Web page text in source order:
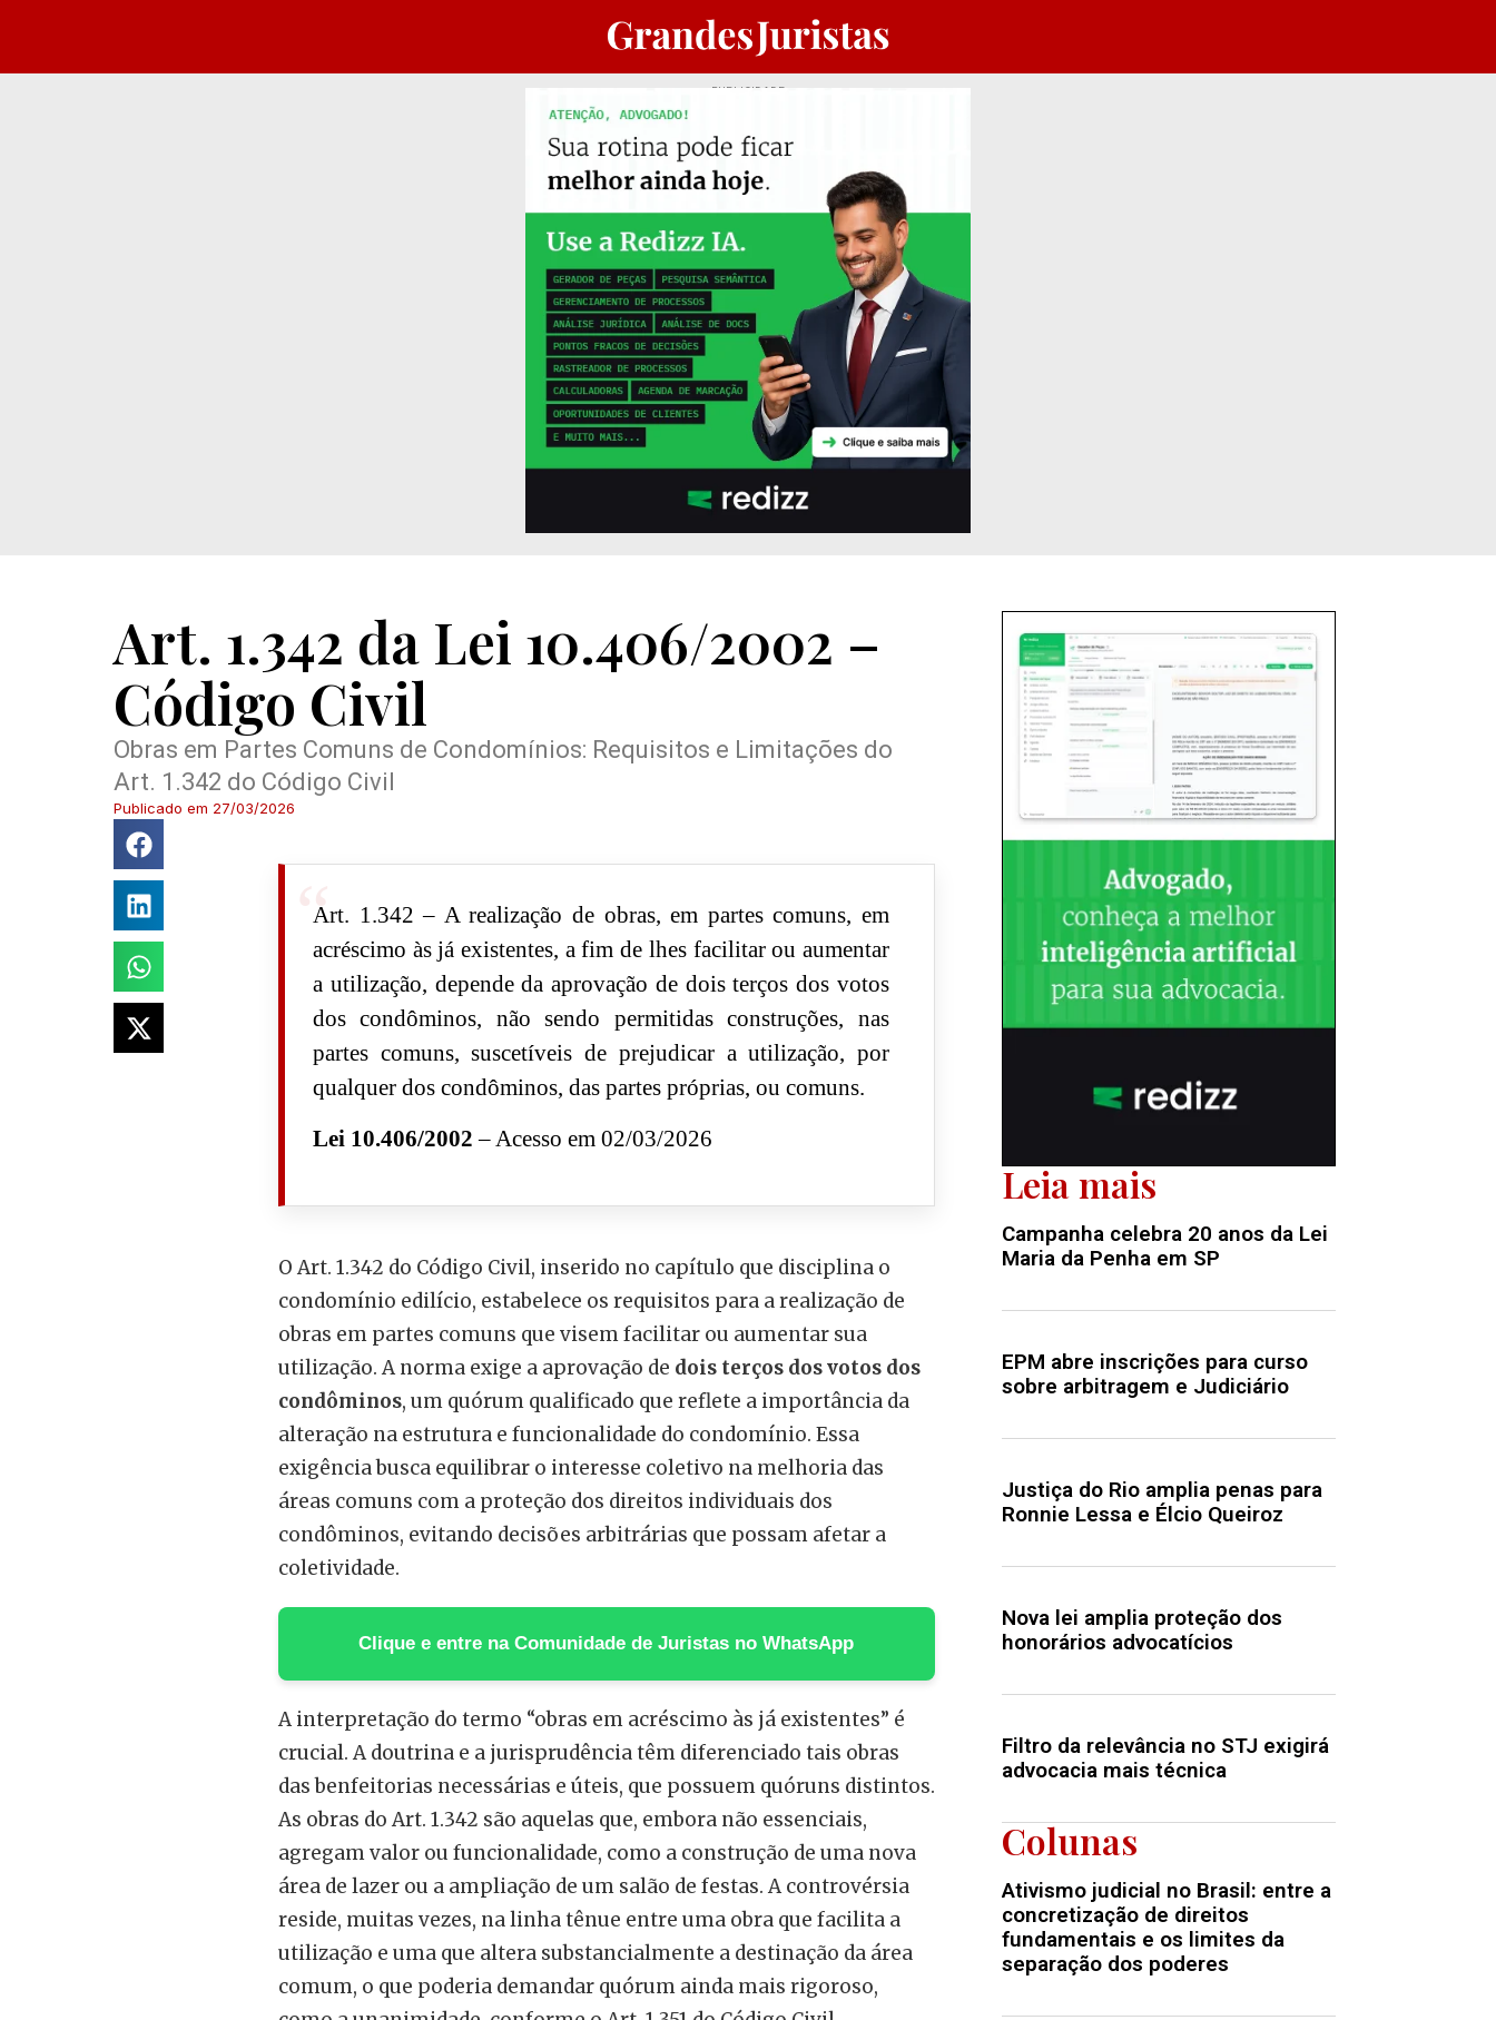
PUBLICIDADE
Art. 1.342 da Lei 10.406/2002 –
Código Civil
Obras em Partes Comuns de Condomínios: Requisitos e Limitações do
Art. 1.342 do Código Civil
Publicado em 27/03/2026
Art. 1.342 – A realização de obras, em partes comuns, em
acréscimo às já existentes, a fim de lhes facilitar ou aumentar
a utilização, depende da aprovação de dois terços dos votos
dos condôminos, não sendo permitidas construções, nas
partes comuns, suscetíveis de prejudicar a utilização, por
qualquer dos condôminos, das partes próprias, ou comuns.
Lei 10.406/2002 – Acesso em 02/03/2026
O Art. 1.342 do Código Civil, inserido no capítulo que disciplina o
condomínio edilício, estabelece os requisitos para a realização de
obras em partes comuns que visem facilitar ou aumentar sua
utilização. A norma exige a aprovação de dois terços dos votos dos
condôminos, um quórum qualificado que reflete a importância da
alteração na estrutura e funcionalidade do condomínio. Essa
exigência busca equilibrar o interesse coletivo na melhoria das
áreas comuns com a proteção dos direitos individuais dos
condôminos, evitando decisões arbitrárias que possam afetar a
coletividade.
Clique e entre na Comunidade de Juristas no WhatsApp
A interpretação do termo “obras em acréscimo às já existentes” é
crucial. A doutrina e a jurisprudência têm diferenciado tais obras
das benfeitorias necessárias e úteis, que possuem quóruns distintos.
As obras do Art. 1.342 são aquelas que, embora não essenciais,
agregam valor ou funcionalidade, como a construção de uma nova
área de lazer ou a ampliação de um salão de festas. A controvérsia
reside, muitas vezes, na linha tênue entre uma obra que facilita a
utilização e uma que altera substancialmente a destinação da área
comum, o que poderia demandar quórum ainda mais rigoroso,
Leia mais
Campanha celebra 20 anos da Lei
Maria da Penha em SP
EPM abre inscrições para curso
sobre arbitragem e Judiciário
Justiça do Rio amplia penas para
Ronnie Lessa e Élcio Queiroz
Nova lei amplia proteção dos
honorários advocatícios
Filtro da relevância no STJ exigirá
advocacia mais técnica
Colunas
Ativismo judicial no Brasil: entre a
concretização de direitos
fundamentais e os limites da
separação dos poderes